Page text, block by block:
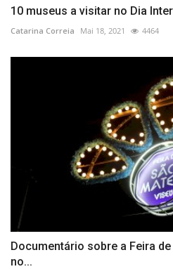
10 museus a visitar no Dia
Catarina Correia Mai 18, 2021 4464
Documentário sobre a Feira
no...